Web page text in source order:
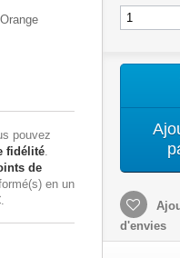
pouvez
fidélité.
de
en un
.
d'envies